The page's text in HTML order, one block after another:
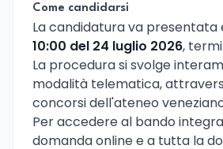
Come candidarsi
La candidatura va presentata
10:00 del 24 luglio 2026,
La procedura si svolge
modalità telematica,
concorsi dell'ateneo
Per accedere al bando
domanda online e a tutta la